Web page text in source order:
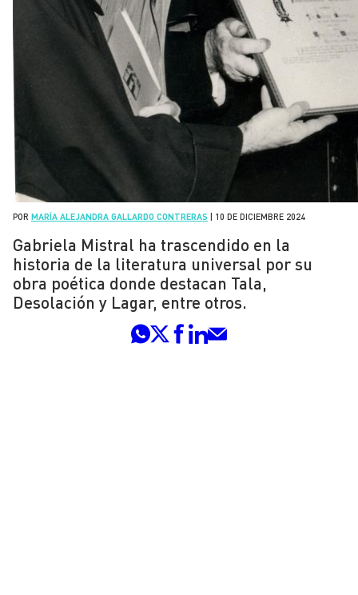
POR MARÍA ALEJANDRA GALLARDO CONTRERAS 10 DE DICIEMBRE 2024
Gabriela Mistral ha trascendido en la
historia de la literatura universal por su
obra poética donde destacan Tala,
Desolación y Lagar, entre otros.